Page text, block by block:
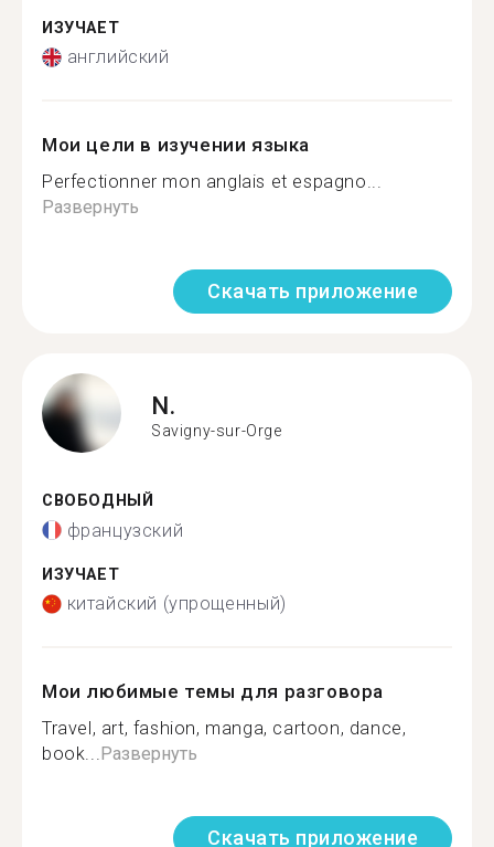
ИЗУЧАЕТ
английский
Мои цели в изучении языка
Perfectionner mon anglais et espagno...
Развернуть
Скачать приложение
N.
Savigny-sur-Orge
СВОБОДНЫЙ
французский
ИЗУЧАЕТ
китайский (упрощенный)
Мои любимые темы для разговора
Travel, art, fashion, manga, cartoon, dance,
book...Развернуть
Скачать приложение